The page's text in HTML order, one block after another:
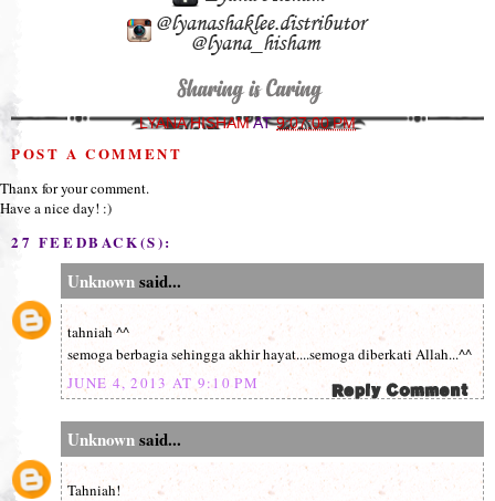
LYANA HISHAMAT9:07:00 PM
POST A COMMENT
Thanx for your comment.
Have a nice day! :)
27 FEEDBACK(S):
Unknownsaid...
tahniah ^^
semoga berbagia sehingga akhir hayat....semoga diberkati Allah...^^
JUNE 4, 2013 AT 9:10 PM
Unknownsaid...
Tahniah!